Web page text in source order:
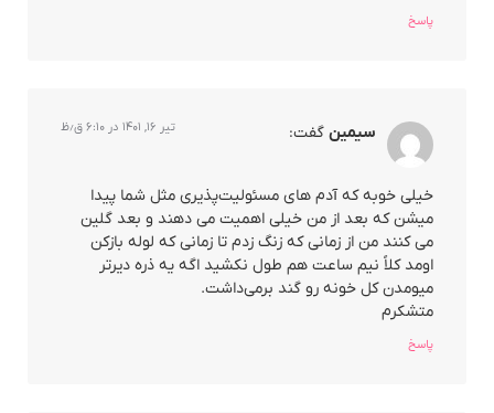
پاسخ
سیمین گفت: تیر ۱۶, ۱۴۰۱ در ۶:۱۰ ق٫ظ
خیلی خوبه که آدم های مسئولیت‌پذیری مثل شما پیدا
میشن که بعد از من خیلی اهمیت می دهند و بعد گلین
می کنند من از زمانی که زنگ زدم تا زمانی که لوله بازکن
اومد کلاً نیم ساعت هم طول نکشید اگه یه ذره دیرتر
میومدن کل خونه رو گند برمی‌داشت.
متشکرم
پاسخ